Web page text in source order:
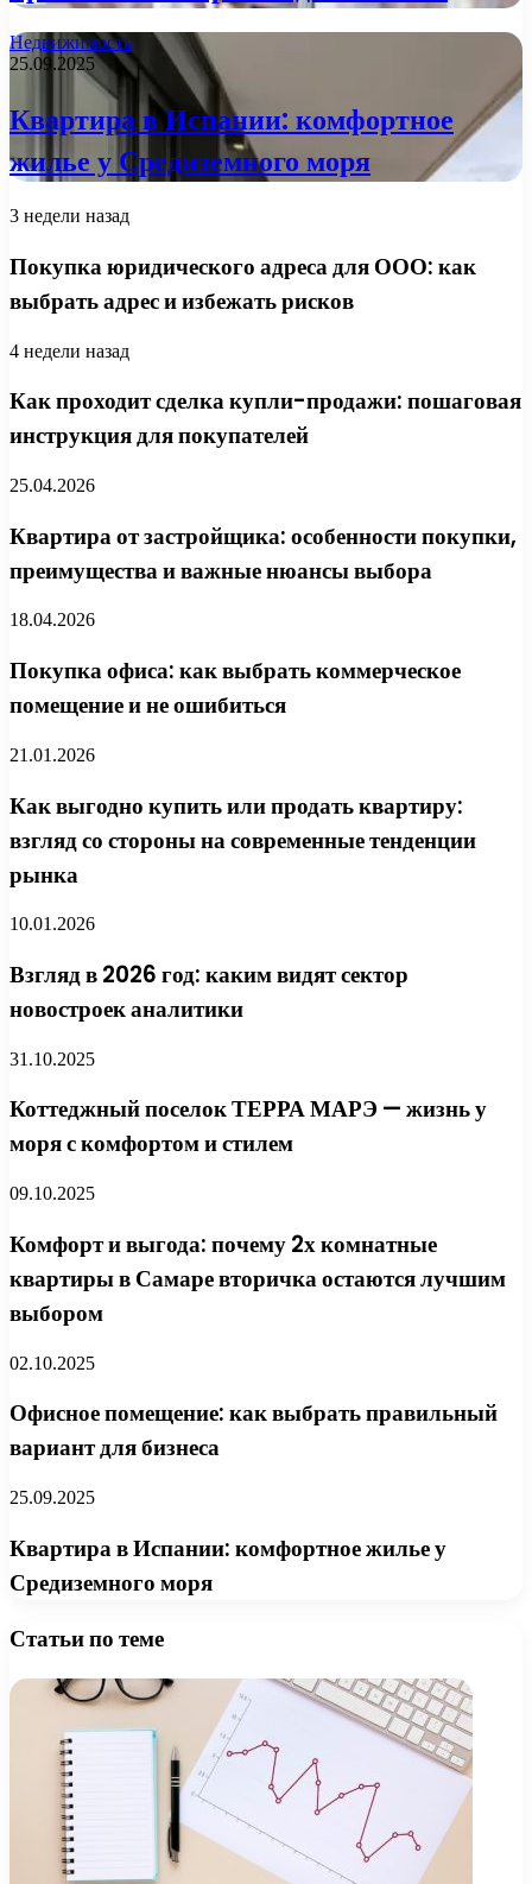
Недвижимость
25.09.2025
Квартира в Испании: комфортное
жилье у Средиземного моря
3 недели назад
Покупка юридического адреса для ООО: как
выбрать адрес и избежать рисков
4 недели назад
Как проходит сделка купли-продажи: пошаговая
инструкция для покупателей
25.04.2026
Квартира от застройщика: особенности покупки,
преимущества и важные нюансы выбора
18.04.2026
Покупка офиса: как выбрать коммерческое
помещение и не ошибиться
21.01.2026
Как выгодно купить или продать квартиру:
взгляд со стороны на современные тенденции
рынка
10.01.2026
Взгляд в 2026 год: каким видят сектор
новостроек аналитики
31.10.2025
Коттеджный поселок ТЕРРА МАРЭ — жизнь у
моря с комфортом и стилем
09.10.2025
Комфорт и выгода: почему 2х комнатные
квартиры в Самаре вторичка остаются лучшим
выбором
02.10.2025
Офисное помещение: как выбрать правильный
вариант для бизнеса
25.09.2025
Квартира в Испании: комфортное жилье у
Средиземного моря
Статьи по теме